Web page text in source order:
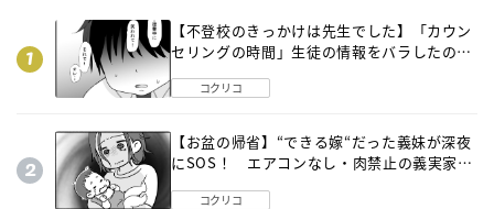
【不登校のきっかけは先生でした】「カウン
セリングの時間」生徒の情報をバラしたの
コクリコ
【お盆の帰省】“できる嫁“だった義妹が深夜
にSOS！ エアコンなし・肉禁止の義実家ル
コクリコ